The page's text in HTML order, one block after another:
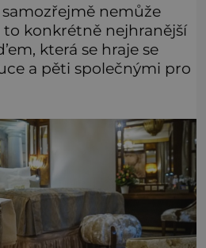
nemůže
konkrétně nejhranější
která se hraje se
a pěti společnými pro